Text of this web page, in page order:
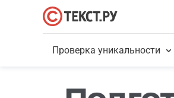
Проверка уникальности